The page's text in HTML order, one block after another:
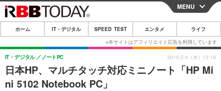
CLOSE
ホーム
IT・デジタル
IT・デジタルTOP スマートフォン
SPEED TEST
MENU
ホーム IT・デジタル SPEED TEST エンタメ ライフ
日本HP、マルチタッチ対応ミニノート「HP Mi
ni 5102 Notebook PC」
IT・デジタル ノートPC 2010.2.4（木）13:16